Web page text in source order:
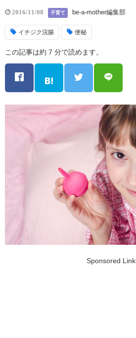
2016/11/08 子育て be-a-mother編集部
イチジク浣腸 便秘
この記事は約 7 分で読めます。
Sponsored Link